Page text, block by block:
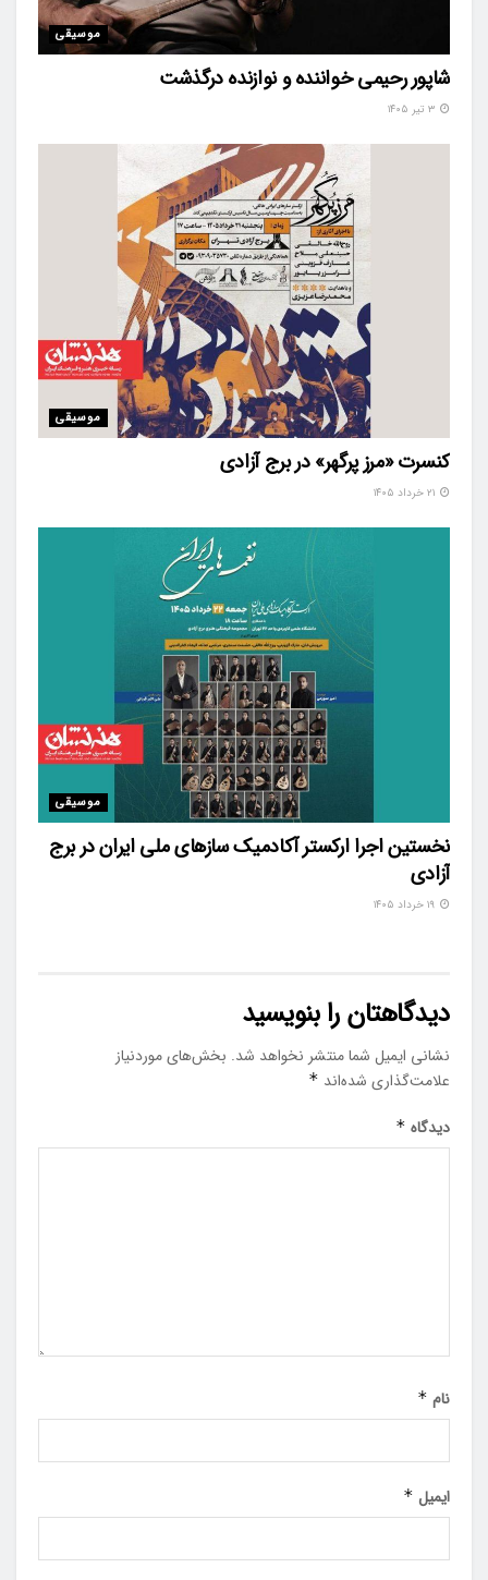
موسیقی
شاپور رحیمی خواننده و نوازنده درگذشت
موسیقی
کنسرت «مرز پرگهر» در برج آزادی
موسیقی
نخستین اجرا ارکستر آکادمیک سازهای ملی ایران در برج
آزادی
دیدگاهتان را بنویسید
نشانی ایمیل شما منتشر نخواهد شد. بخش‌های موردنیاز
علامت‌گذاری شده‌اند *
دیدگاه *
نام *
ایمیل *